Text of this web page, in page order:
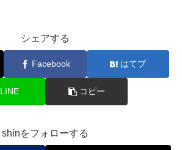
シェアする
Facebook はてブ
LINE コピー
shinをフォローする